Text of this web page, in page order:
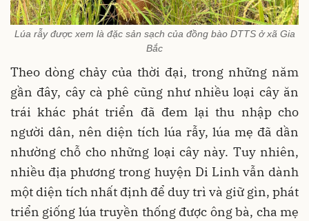
Lúa rẫy được xem là đặc sản sạch của đồng bào DTTS ở xã Gia
Bắc
Theo dòng chảy của thời đại, trong những năm
gần đây, cây cà phê cũng như nhiều loại cây ăn
trái khác phát triển đã đem lại thu nhập cho
người dân, nên diện tích lúa rẫy, lúa mẹ đã dần
nhường chỗ cho những loại cây này. Tuy nhiên,
nhiều địa phương trong huyện Di Linh vẫn dành
một diện tích nhất định để duy trì và giữ gìn, phát
triển giống lúa truyền thống được ông bà, cha mẹ